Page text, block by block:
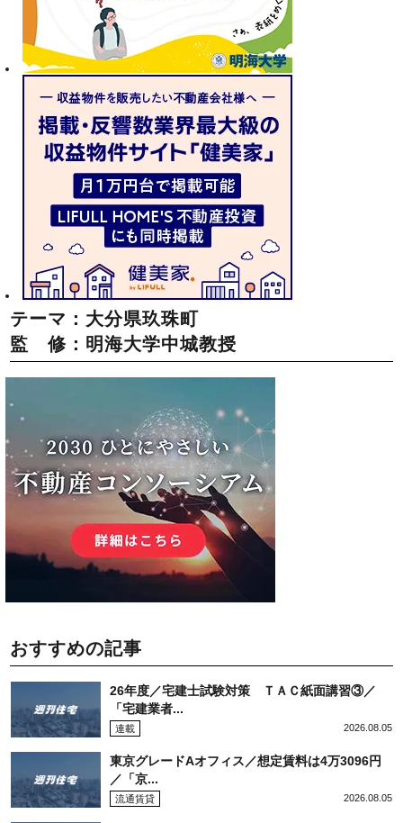
テーマ：大分県玖珠町
監 修：明海大学中城教授
おすすめの記事
26年度／宅建士試験対策 ＴＡＣ紙面講習③／
「宅建業者...
連載 2026.08.05
東京グレードAオフィス／想定賃料は4万3096円
／「京...
流通賃貸 2026.08.05